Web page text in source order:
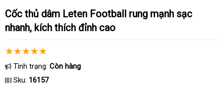
Cốc thủ dâm Leten Football rung mạnh sạc
nhanh, kích thích đỉnh cao
Tình trạng: Còn hàng
Sku: 16157